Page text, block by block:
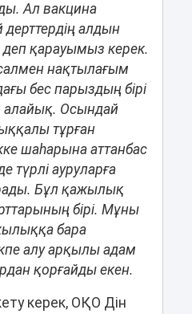
Ал вакцина
алдын
қарауымыз керек.
нақтылағым
бес парыздың бірі
алайық. Осындай
тұрған
шаһарына аттанбас
түрлі ауруларға
Бұл қажылық
бірі. Мұны
бара
алу арқылы адам
қорғайды екен.
керек, ОҚО Дін